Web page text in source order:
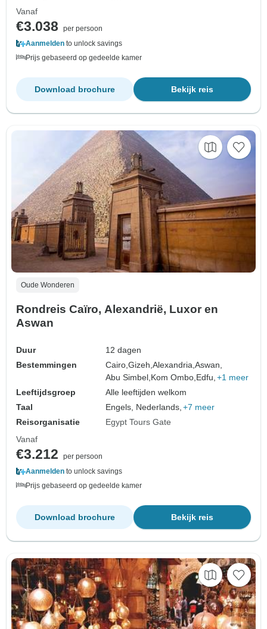
Vanaf
€3.038
per persoon
Aanmelden to unlock savings
Prijs gebaseerd op gedeelde kamer
Bekijk reis
Download brochure
Oude Wonderen
Rondreis Caïro, Alexandrië, Luxor en
Aswan
Duur
12 dagen
Bestemmingen
Cairo,Gizeh,Alexandria,Aswan,
Abu Simbel, Kom Ombo, Edfu, +1 meer
Leeftijdsgroep
Alle leeftijden welkom
Taal
Engels, Nederlands, +7 meer
Reisorganisatie
Egypt Tours Gate
Vanaf
€3.212
per persoon
Aanmelden to unlock savings
Prijs gebaseerd op gedeelde kamer
Bekijk reis
Download brochure